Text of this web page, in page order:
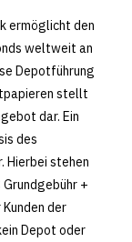
ermöglicht den
weltweit an
Depotführung
stellt
dar. Ein
des
Hierbei stehen
+
der
Depot oder